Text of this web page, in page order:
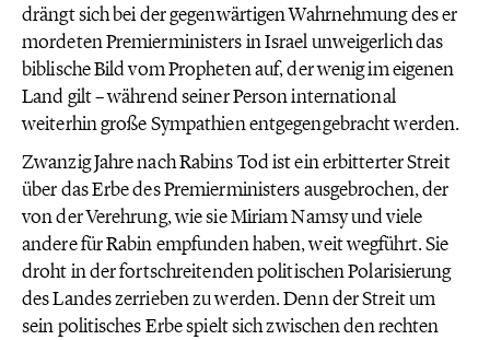
drängt sich bei der gegenwärtigen Wahrnehmung des er
mordeten Premierministers in Israel unweigerlich das
biblische Bild vom Propheten auf, der wenig im eigenen
Land gilt – während seiner Person international
weiterhin große Sympathien entgegengebracht werden.
Zwanzig Jahre nach Rabins Tod ist ein erbitterter Streit
über das Erbe des Premierministers ausgebrochen, der
von der Verehrung, wie sie Miriam Namsy und viele
andere für Rabin empfunden haben, weit wegführt. Sie
droht in der fortschreitenden politischen Polarisierung
des Landes zerrieben zu werden. Denn der Streit um
sein politisches Erbe spielt sich zwischen den rechten